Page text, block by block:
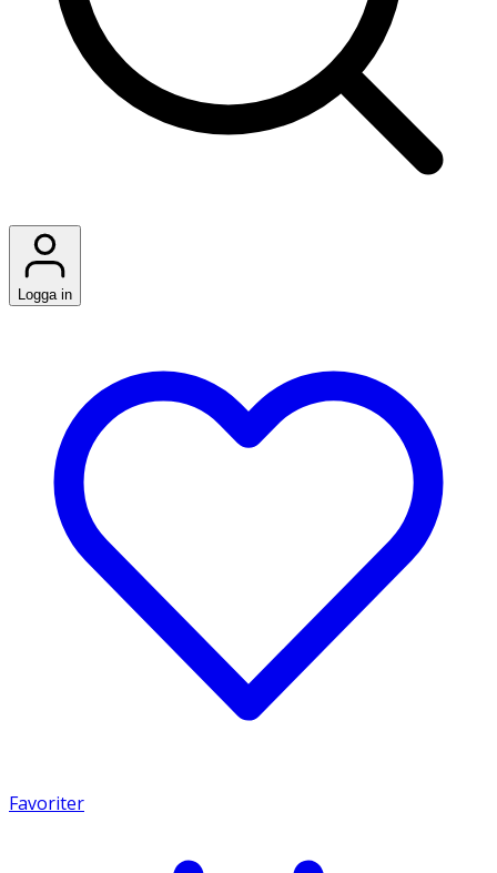
Logga in
Favoriter